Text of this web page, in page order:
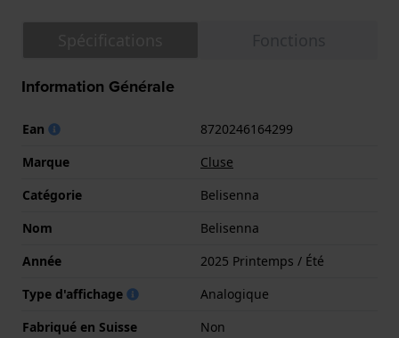
Information Générale
Ean
8720246164299
Marque
Cluse
Catégorie
Belisenna
Nom
Belisenna
Année
2025 Printemps / Été
Type d'affichage
Analogique
Fabriqué en Suisse
Non